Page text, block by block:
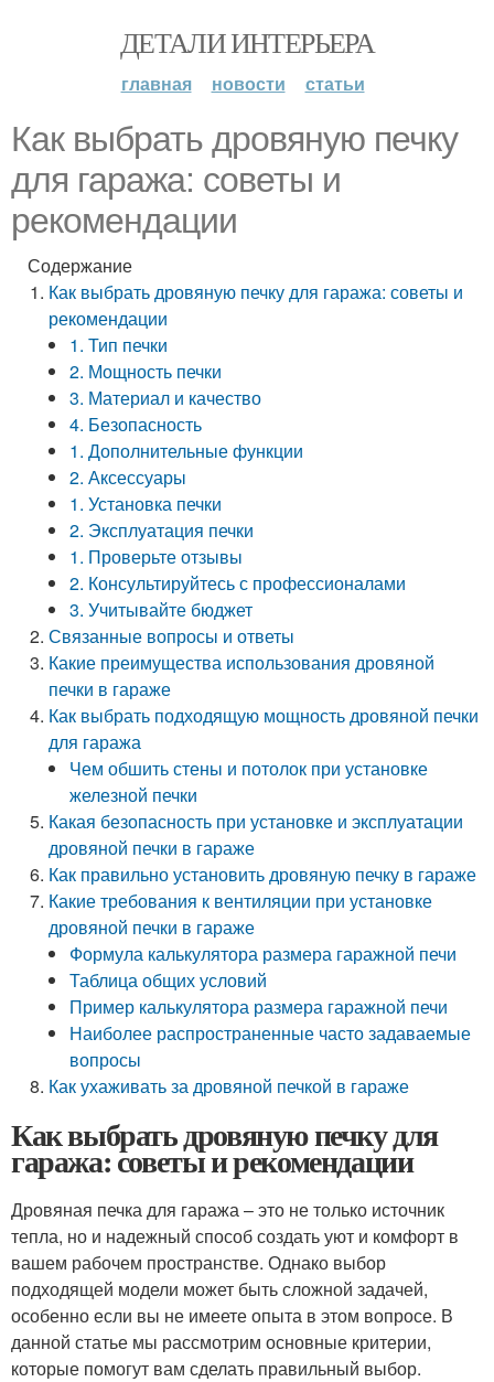
ДЕТАЛИ ИНТЕРЬЕРА
главная новости статьи
Как выбрать дровяную печку
для гаража: советы и
рекомендации
Содержание
Как выбрать дровяную печку для гаража: советы и
рекомендации
1. Тип печки
2. Мощность печки
3. Материал и качество
4. Безопасность
1. Дополнительные функции
2. Аксессуары
1. Установка печки
2. Эксплуатация печки
1. Проверьте отзывы
2. Консультируйтесь с профессионалами
3. Учитывайте бюджет
Связанные вопросы и ответы
Какие преимущества использования дровяной
печки в гараже
Как выбрать подходящую мощность дровяной печки
для гаража
Чем обшить стены и потолок при установке
железной печки
Какая безопасность при установке и эксплуатации
дровяной печки в гараже
Как правильно установить дровяную печку в гараже
Какие требования к вентиляции при установке
дровяной печки в гараже
Формула калькулятора размера гаражной печи
Таблица общих условий
Пример калькулятора размера гаражной печи
Наиболее распространенные часто задаваемые
вопросы
Как ухаживать за дровяной печкой в гараже
Как выбрать дровяную печку для
гаража: советы и рекомендации
Дровяная печка для гаража – это не только источник
тепла, но и надежный способ создать уют и комфорт в
вашем рабочем пространстве. Однако выбор
подходящей модели может быть сложной задачей,
особенно если вы не имеете опыта в этом вопросе. В
данной статье мы рассмотрим основные критерии,
которые помогут вам сделать правильный выбор.